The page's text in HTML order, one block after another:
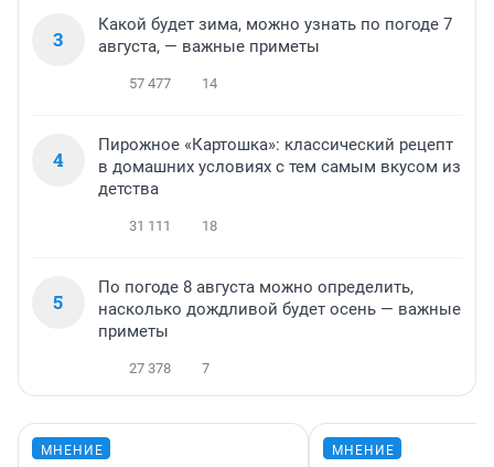
3
Какой будет зима, можно узнать по погоде 7
августа, — важные приметы
57 477 14
4
Пирожное «Картошка»: классический рецепт
в домашних условиях с тем самым вкусом из
детства
31 111 18
5
По погоде 8 августа можно определить,
насколько дождливой будет осень — важные
приметы
27 378 7
МНЕНИЕ МНЕНИЕ